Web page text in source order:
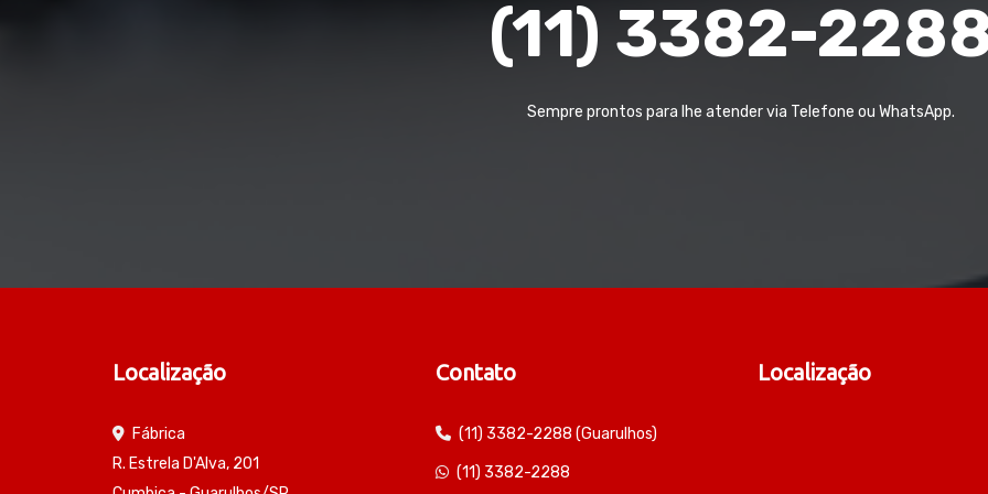
(11) 3382-
Sempre prontos para lhe atender via Telefone ou WhatsApp.
Localização
Fábrica
R. Estrela D'Alva, 201
Contato
(11) 3382-2288 (Guarulhos)
(11) 3382-2288
Localização